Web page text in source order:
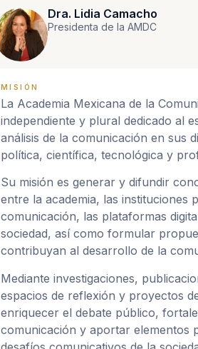
Dra. Lidia Camacho
Presidenta de la AMDC
MISIÓN
La Academia Mexicana de la
independiente y plural dedicado al
análisis de la comunicación en sus
política, científica, tecnológica y
Su misión es generar y difundir
entre la academia, las instituciones
comunicación, las plataformas
sociedad, así como formular
contribuyan al desarrollo de la
Mediante investigaciones,
espacios de reflexión y proyectos
enriquecer el debate público,
comunicación y aportar elementos